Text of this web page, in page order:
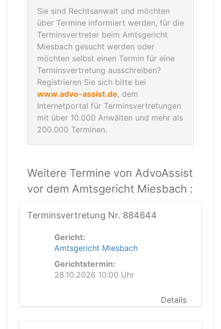
Sie sind Rechtsanwalt und möchten
über Termine informiert werden, für die
Terminsvertreter beim Amtsgericht
Miesbach gesucht werden oder
möchten selbst einen Termin für eine
Terminsvertretung ausschreiben?
Registrieren Sie sich bitte bei
www.advo-assist.de, dem
Internetportal für Terminsvertretungen
mit über 10.000 Anwälten und mehr als
200.000 Terminen.
Weitere Termine von AdvoAssist
vor dem Amtsgericht Miesbach :
Terminsvertretung Nr. 884644
Gericht:
Amtsgericht Miesbach
Gerichtstermin:
28.10.2026 10:00 Uhr
Details